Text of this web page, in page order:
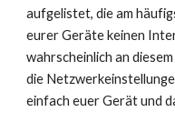
aufgelistet, die am
eurer Geräte keinen
wahrscheinlich an
die
einfach euer Gerät und